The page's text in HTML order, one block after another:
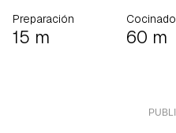
Preparación
15 m
Cocinado
60 m